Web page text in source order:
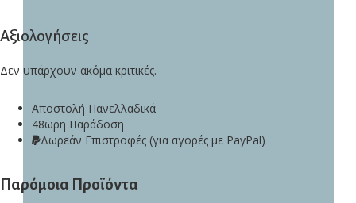
Αξιολογήσεις
Δεν υπάρχουν ακόμα κριτικές.
Αποστολή Πανελλαδικά
48ωρη Παράδοση
Δωρεάν Eπιστροφές (για αγορές με PayPal)
Παρόμοια Προϊόντα